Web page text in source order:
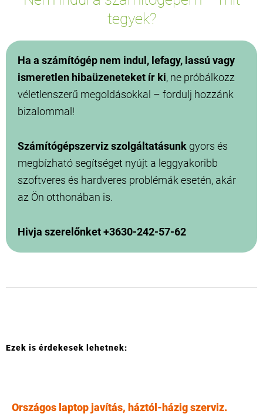
tegyek?
Ha a számítógép nem indul, lefagy, lassú vagy
ismeretlen hibaüzeneteket ír ki, ne próbálkozz
véletlenszerű megoldásokkal – fordulj hozzánk
bizalommal!
Számítógépszerviz szolgáltatásunk gyors és
megbízható segítséget nyújt a leggyakoribb
szoftveres és hardveres problémák esetén, akár
az Ön otthonában is.
Hivja szerelőnket +3630-242-57-62
Ezek is érdekesek lehetnek:
Országos laptop javítás, háztól-házig szerviz.